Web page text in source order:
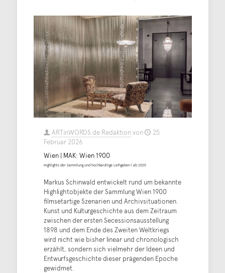
ARTinWORDS.de Redaktionvon
25.
Februar 2026
Wien | MAK: Wien 1900
Highlights der Sammlung und hochkarätige Leihgaben | ab 2025
Markus Schinwald entwickelt rund um bekannte
Highlightobjekte der Sammlung Wien 1900
filmsetartige Szenarien und Archivsituationen.
Kunst und Kulturgeschichte aus dem Zeitraum
zwischen der ersten Secessionsausstellung
1898 und dem Ende des Zweiten Weltkriegs
wird nicht wie bisher linear und chronologisch
erzählt, sondern sich vielmehr der Ideen und
Entwurfsgeschichte dieser prägenden Epoche
gewidmet.